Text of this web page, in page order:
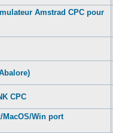
Amstrad CPC pour
CPC
MacOS/Win port